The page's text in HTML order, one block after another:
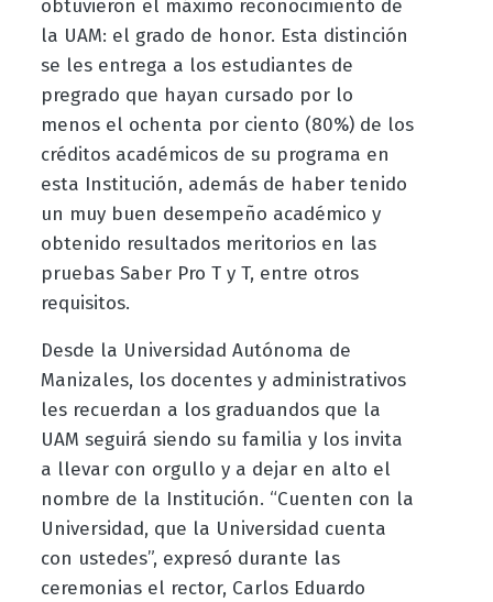
obtuvieron el máximo reconocimiento de
la UAM: el grado de honor. Esta distinción
se les entrega a los estudiantes de
pregrado que hayan cursado por lo
menos el ochenta por ciento (80%) de los
créditos académicos de su programa en
esta Institución, además de haber tenido
un muy buen desempeño académico y
obtenido resultados meritorios en las
pruebas Saber Pro T y T, entre otros
requisitos.
Desde la Universidad Autónoma de
Manizales, los docentes y administrativos
les recuerdan a los graduandos que la
UAM seguirá siendo su familia y los invita
a llevar con orgullo y a dejar en alto el
nombre de la Institución. “Cuenten con la
Universidad, que la Universidad cuenta
con ustedes”, expresó durante las
ceremonias el rector, Carlos Eduardo